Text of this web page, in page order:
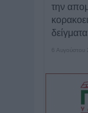
την
δείγματα
6
που